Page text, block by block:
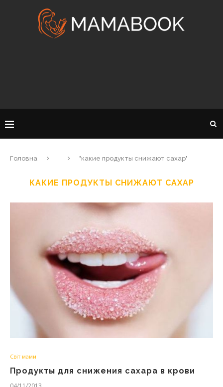
Головна "какие продукты снижают сахар"
КАКИЕ ПРОДУКТЫ СНИЖАЮТ САХАР
Світ мами
Продукты для снижения сахара в крови